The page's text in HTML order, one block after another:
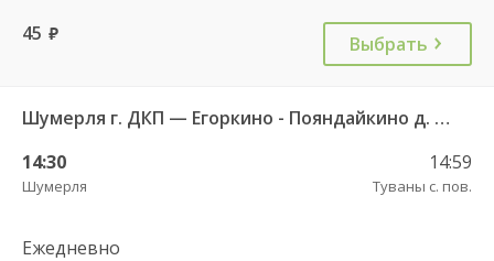
45 руб. Выбрать
Шумерля г. ДКП — Егоркино - Пояндайкино д. 111
14:30
Шумерля
14:59
Туваны с. пов.
Ежедневно